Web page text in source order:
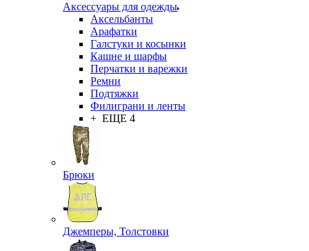
Аксессуары для одежды
Аксельбанты
Арафатки
Галстуки и косынки
Кашне и шарфы
Перчатки и варежки
Ремни
Подтяжки
Филиграни и ленты
+ ЕЩЕ 4
Брюки
Джемперы, Толстовки